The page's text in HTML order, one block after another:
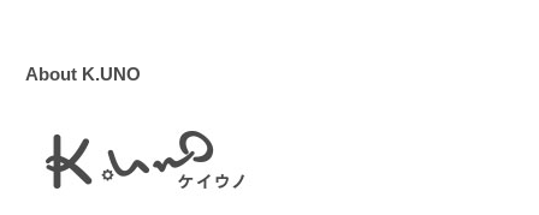
About K.UNO